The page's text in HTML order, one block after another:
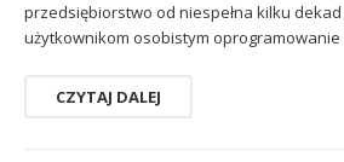
przedsiębiorstwo od niespełna kilku
użytkownikom osobistym
CZYTAJ DALEJ